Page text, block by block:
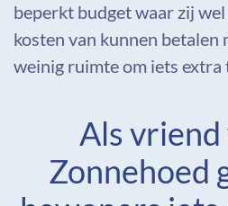
beperkt budget waar zij
kosten van kunnen betalen
weinig ruimte om iets extra
Als vriend
Zonnehoed